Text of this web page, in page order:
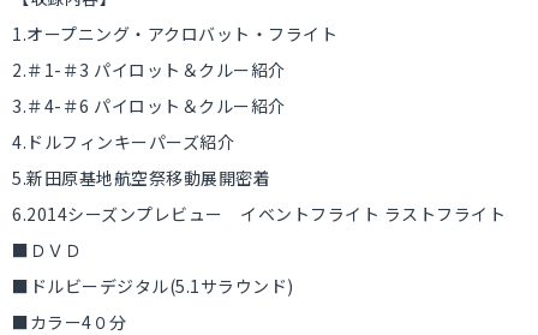
1.オープニング・アクロバット・フライト
2.＃1-＃3 パイロット＆クルー紹介
3.＃4-＃6 パイロット＆クルー紹介
4.ドルフィンキーパーズ紹介
5.新田原基地航空祭移動展開密着
6.2014シーズンプレビュー イベントフライト ラストフライト
■ＤＶＤ
■ドルビーデジタル(5.1サラウンド)
■カラー4０分